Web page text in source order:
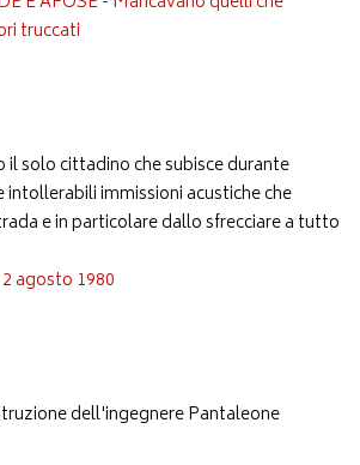
truccati
il solo cittadino che subisce durante
immissioni acustiche che
e in particolare dallo sfrecciare a tutto
agosto 1980
dell'ingegnere Pantaleone